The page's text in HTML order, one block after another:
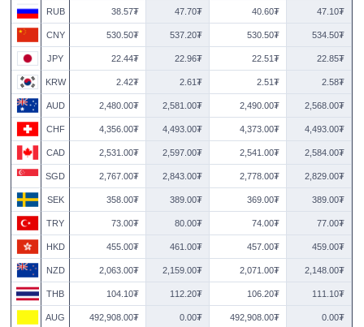
RUB 38.57₮ 47.70₮ 40.60₮ 47.10₮
CNY 530.50₮ 537.20₮ 530.50₮ 534.50₮
JPY 22.44₮ 22.96₮ 22.51₮ 22.85₮
KRW 2.42₮ 2.61₮ 2.51₮ 2.58₮
AUD 2,480.00₮ 2,581.00₮ 2,490.00₮ 2,568.00₮
CHF 4,356.00₮ 4,493.00₮ 4,373.00₮ 4,493.00₮
CAD 2,531.00₮ 2,597.00₮ 2,541.00₮ 2,584.00₮
SGD 2,767.00₮ 2,843.00₮ 2,778.00₮ 2,829.00₮
SEK 358.00₮ 389.00₮ 369.00₮ 389.00₮
TRY 73.00₮ 80.00₮ 74.00₮ 77.00₮
HKD 455.00₮ 461.00₮ 457.00₮ 459.00₮
NZD 2,063.00₮ 2,159.00₮ 2,071.00₮ 2,148.00₮
THB 104.10₮ 112.20₮ 106.20₮ 111.10₮
AUG 492,908.00₮ 0.00₮ 492,908.00₮ 0.00₮